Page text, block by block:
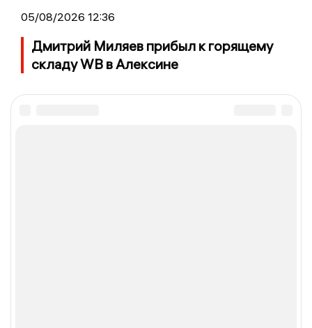
05/08/2026 12:36
Дмитрий Миляев прибыл к горящему
складу WB в Алексине